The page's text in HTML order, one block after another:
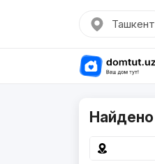
Ташкент
Найдено